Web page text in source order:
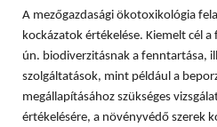
A mezőgazdasági ökotoxikológia
kockázatok értékelése. Kiemelt cél
ún. biodiverzitásnak a fenntartása,
szolgáltatások, mint például a
megállapításához szükséges
értékelésére, a növényvédő szerek